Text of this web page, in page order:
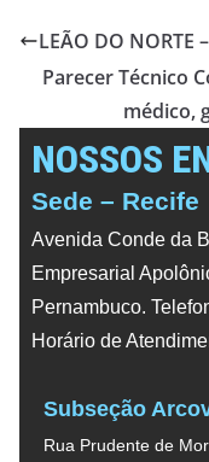
LEÃO DO NORTE
Parecer Técnico
médico,
NOSSOS
Sede – Recife
Avenida Conde da
Empresarial
Pernambuco.
Horário de
Subseção
Rua Prudente de